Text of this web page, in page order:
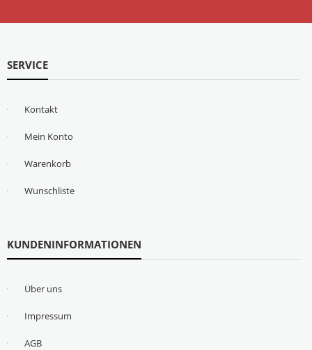
SERVICE
Kontakt
Mein Konto
Warenkorb
Wunschliste
KUNDENINFORMATIONEN
Über uns
Impressum
AGB